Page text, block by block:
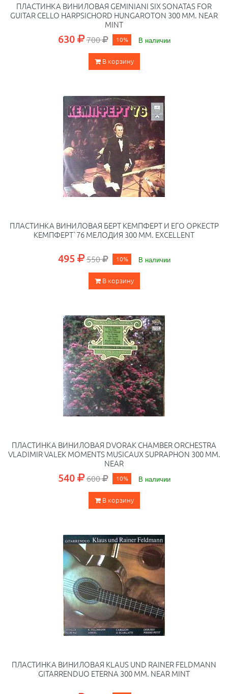
ПЛАСТИНКА ВИНИЛОВАЯ GEMINIANI SIX SONATAS FOR
GUITAR CELLO HARPSICHORD HUNGAROTON 300 ММ. NEAR
MINT
630 700 10% В наличии
В корзину
ПЛАСТИНКА ВИНИЛОВАЯ БЕРТ КЕМПФЕРТ И ЕГО ОРКЕСТР
КЕМПФЕРТ`76 МЕЛОДИЯ 300 ММ. EXCELLENT
495 550 10% В наличии
В корзину
ПЛАСТИНКА ВИНИЛОВАЯ DVORAK CHAMBER ORCHESTRA
VLADIMIR VALEK MOMENTS MUSICAUX SUPRAPHON 300 ММ.
NEAR
540 600 10% В наличии
В корзину
ПЛАСТИНКА ВИНИЛОВАЯ KLAUS UND RAINER FELDMANN
GITARRENDUO ETERNA 300 ММ. NEAR MINT